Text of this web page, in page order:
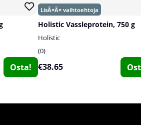
Osta!
Holistic Vassleprotein, 750 g
Holistic
0
€38.65